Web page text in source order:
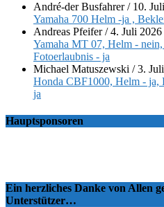
André-der Busfahrer/ 10.
Yamaha 700 Helm -ja ,
Andreas Pfeifer/4. Juli 2026
Yamaha MT 07, Helm -
Fotoerlaubnis - ja
Michael Matuszewski /3.
Honda CBF1000, Helm - ja,
ja
Hauptsponsoren
Ein herzliches Danke von Allen
Unterstützer…